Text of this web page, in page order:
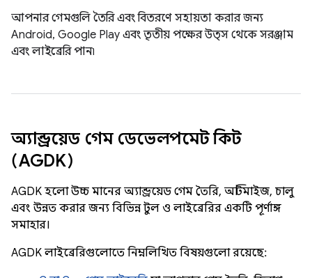
আপনার গেমগুলি তৈরি এবং বিতরণে সহায়তা করার জন্য
Android, Google Play এবং তৃতীয় পক্ষের উত্স থেকে সরঞ্জাম
এবং লাইব্রেরি পান৷
অ্যান্ড্রয়েড গেম ডেভেলপমেন্ট কিট
(AGDK)
AGDK হলো উচ্চ মানের অ্যান্ড্রয়েড গেম তৈরি, অপ্টিমাইজ, চালু
এবং উন্নত করার জন্য বিভিন্ন টুল ও লাইব্রেরির একটি পূর্ণাঙ্গ
সমাহার।
AGDK লাইব্রেরিগুলোতে নিম্নলিখিত বিষয়গুলো রয়েছে: